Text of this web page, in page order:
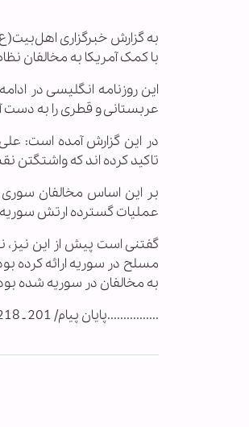
به گزارش خبرگزاری
با کمک آمریکا به مخالفان
این روزنامه انگلیسی در
عربستانی و قطری را به دست
در این گزارش آمده است:
تاکید کرده اند که واشتگتن
بر این اساس مخالفان
عملیات گسترده ارتش سوریه
گفتنی است پیش از این نیز،
مسلح در سوریه ارائه کرده
به مخالفان در سوریه شده
................پایان پیام/ 201 ـ 218